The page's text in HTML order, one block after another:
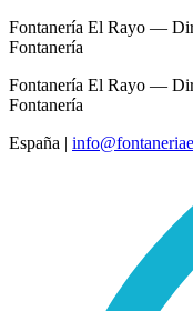
Fontanería El Rayo —
Fontanería
Fontanería El Rayo —
Fontanería
España |